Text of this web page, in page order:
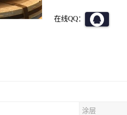
在线QQ：
涂层